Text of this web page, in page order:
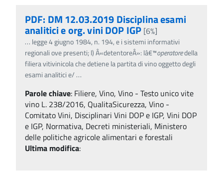
PDF: DM 12.03.2019 Disciplina esami
analitici e org. vini DOP IGP [6%]
… legge 4 giugno 1984, n. 194, e i sistemi informativi
regionali ove presenti; l) Â«detentoreÂ»: lâ€™operatoredella
filiera vitivinicola che detiene la partita di vino oggetto degli
esami analitici e/ …
Parole chiave: Filiere, Vino, Vino - Testo unico vite
vino L. 238/2016, QualitaSicurezza, Vino -
Comitato Vini, Disciplinari Vini DOP e IGP, Vini DOP
e IGP, Normativa, Decreti ministeriali, Ministero
delle politiche agricole alimentari e forestali
Ultima modifica: